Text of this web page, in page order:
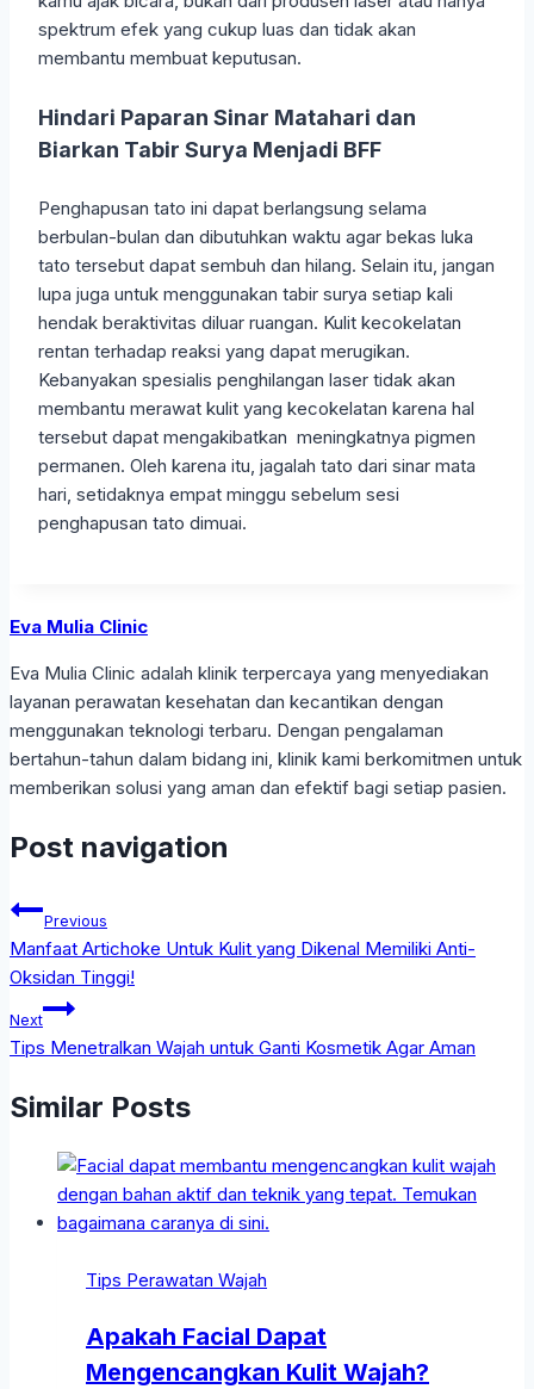
spektrum efek yang cukup luas dan tidak akan
membantu membuat keputusan.
Hindari Paparan Sinar Matahari dan
Biarkan Tabir Surya Menjadi BFF
Penghapusan tato ini dapat berlangsung selama
berbulan-bulan dan dibutuhkan waktu agar bekas luka
tato tersebut dapat sembuh dan hilang. Selain itu, jangan
lupa juga untuk menggunakan tabir surya setiap kali
hendak beraktivitas diluar ruangan. Kulit kecokelatan
rentan terhadap reaksi yang dapat merugikan.
Kebanyakan spesialis penghilangan laser tidak akan
membantu merawat kulit yang kecokelatan karena hal
tersebut dapat mengakibatkan meningkatnya pigmen
permanen. Oleh karena itu, jagalah tato dari sinar mata
hari, setidaknya empat minggu sebelum sesi
penghapusan tato dimuai.
Eva Mulia Clinic
Eva Mulia Clinic adalah klinik terpercaya yang menyediakan
layanan perawatan kesehatan dan kecantikan dengan
menggunakan teknologi terbaru. Dengan pengalaman
bertahun-tahun dalam bidang ini, klinik kami berkomitmen untuk
memberikan solusi yang aman dan efektif bagi setiap pasien.
Post navigation
Previous
Manfaat Artichoke Untuk Kulit yang Dikenal Memiliki Anti-
Oksidan Tinggi!
Next
Tips Menetralkan Wajah untuk Ganti Kosmetik Agar Aman
Similar Posts
Tips Perawatan Wajah
Apakah Facial Dapat
Mengencangkan Kulit Wajah?